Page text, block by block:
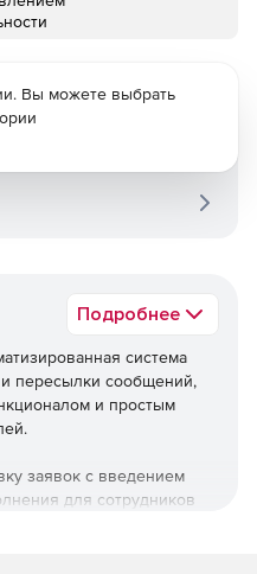
Подробнее
система
пересылки сообщений,
и простым
заявок с введением
для сотрудников
Вы можете выбрать